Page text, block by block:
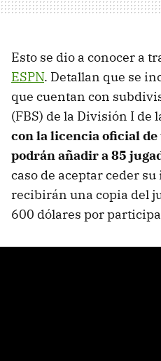
Esto se dio a conocer a
ESPN. Detallan que se
que cuentan con
(FBS) de la División I de
con la licencia oficial
podrán añadir a 85
caso de aceptar ceder
recibirán una copia del
600 dólares por